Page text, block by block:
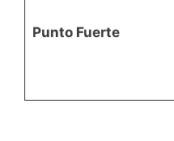
Punto Fuerte